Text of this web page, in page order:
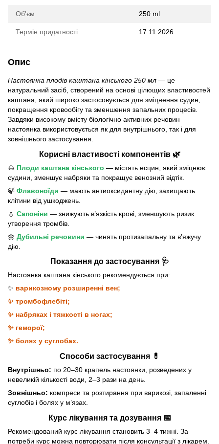
Об'єм 250 ml
Термін придатності 17.11.2026
Опис
Настоянка плодів каштана кінського 250 мл — це
натуральний засіб, створений на основі цілющих властивостей
каштана, який широко застосовується для зміцнення судин,
покращення кровообігу та зменшення запальних процесів.
Завдяки високому вмісту біологічно активних речовин
настоянка використовується як для внутрішнього, так і для
зовнішнього застосування.
Корисні властивості компонентів 🌿
🌰 Плоди каштана кінського — містять есцин, який зміцнює
судини, зменшує набряки та покращує венозний відтік.
🍃 Флавоноїди — мають антиоксидантну дію, захищають
клітини від ушкоджень.
💧 Сапоніни — знижують в’язкість крові, зменшують ризик
утворення тромбів.
🌼 Дубильні речовини — чинять протизапальну та в’яжучу
дію.
Показання до застосування 🩺
Настоянка каштана кінського рекомендується при:
✨ варикозному розширенні вен;
✨ тромбофлебіті;
✨ набряках і тяжкості в ногах;
✨ геморої;
✨ болях у суглобах.
Способи застосування 💊
Внутрішньо: по 20–30 крапель настоянки, розведених у
невеликій кількості води, 2–3 рази на день.
Зовнішньо: компреси та розтирання при варикозі, запаленні
суглобів і болях у м’язах.
Курс лікування та дозування 📅
Рекомендований курс лікування становить 3–4 тижні. За
потреби курс можна повторювати після консультації з лікарем.